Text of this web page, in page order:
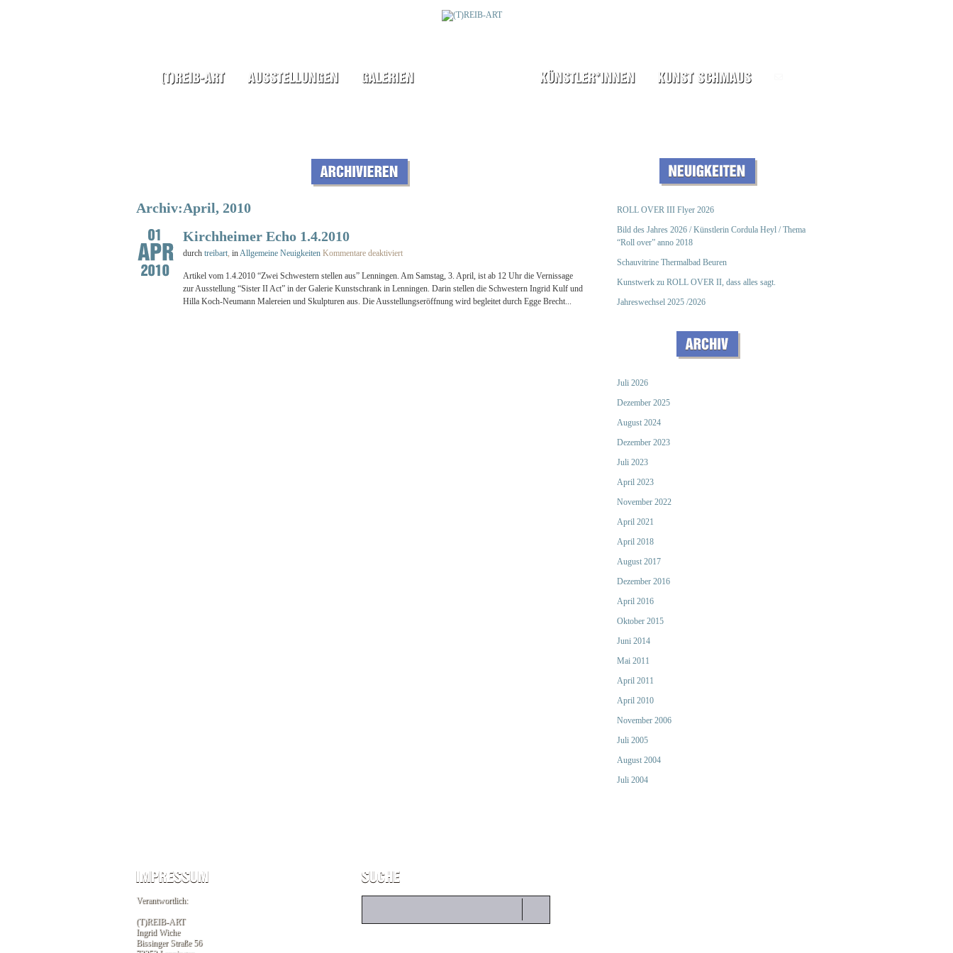
Archiv:April, 2010
Kirchheimer Echo 1.4.2010
durch treibart, inAllgemeine Neuigkeiten Kommentare deaktiviert
Artikel vom 1.4.2010 “Zwei Schwestern stellen aus” Lenningen. Am Samstag, 3. April, ist ab 12 Uhr die Vernissage
zur Ausstellung “Sister II Act” in der Galerie Kunstschrank in Lenningen. Darin stellen die Schwestern Ingrid Kulf und
Hilla Koch-Neumann Malereien und Skulpturen aus. Die Ausstellungseröffnung wird begleitet durch Egge Brecht...
ROLL OVER III Flyer 2026
Bild des Jahres 2026 / Künstlerin Cordula Heyl / Thema
“Roll over” anno 2018
Schauvitrine Thermalbad Beuren
Kunstwerk zu ROLL OVER II, dass alles sagt.
Jahreswechsel 2025 /2026
Juli 2026
Dezember 2025
August 2024
Dezember 2023
Juli 2023
April 2023
November 2022
April 2021
April 2018
August 2017
Dezember 2016
April 2016
Oktober 2015
Juni 2014
Mai 2011
April 2011
April 2010
November 2006
Juli 2005
August 2004
Juli 2004
Verantwortlich:
(T)REIB-ART
Ingrid Wiche
Bissinger Straße 56